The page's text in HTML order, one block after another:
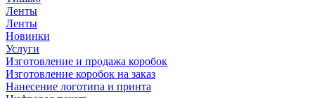
Ленты
Ленты
Новинки
Услуги
Изготовление и продажа коробок
Изготовление коробок на заказ
Нанесение логотипа и принта